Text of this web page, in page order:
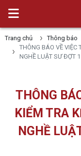
Trang chủ
Thông báo
THÔNG BÁO VỀ VIỆC
NGHỀ LUẬT SƯ ĐỢT
THÔNG
KIỂM TRA
NGHỀ